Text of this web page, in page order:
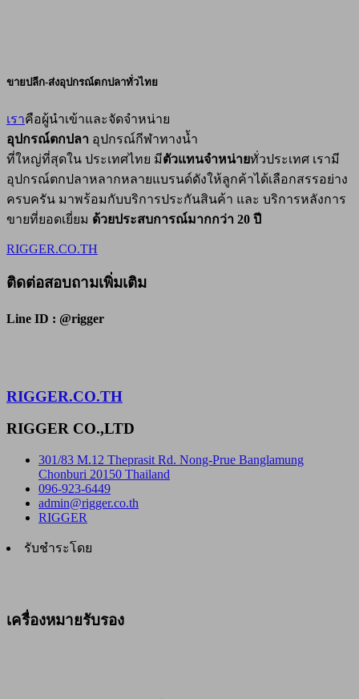
ขายปลีก-ส่งอุปกรณ์ตกปลาทั่วไทย
เราคือผู้นำเข้าและจัดจำหน่าย
อุปกรณ์ตกปลา อุปกรณ์กีฬาทางน้ำ
ที่ใหญ่ที่สุดใน ประเทศไทย มีตัวแทนจำหน่ายทั่วประเทศ เรามี
อุปกรณ์ตกปลาหลากหลายแบรนด์ดังให้ลูกค้าได้เลือกสรรอย่าง
ครบครัน มาพร้อมกับบริการประกันสินค้า และ บริการหลังการ
ขายที่ยอดเยี่ยม ด้วยประสบการณ์มากกว่า 20 ปี
RIGGER.CO.TH
ติดต่อสอบถามเพิ่มเติม
Line ID : @rigger
RIGGER.CO.TH
RIGGER CO.,LTD
301/83 M.12 Theprasit Rd. Nong-Prue Banglamung
Chonburi 20150 Thailand
096-923-6449
admin@rigger.co.th
RIGGER
รับชำระโดย
เครื่องหมายรับรอง